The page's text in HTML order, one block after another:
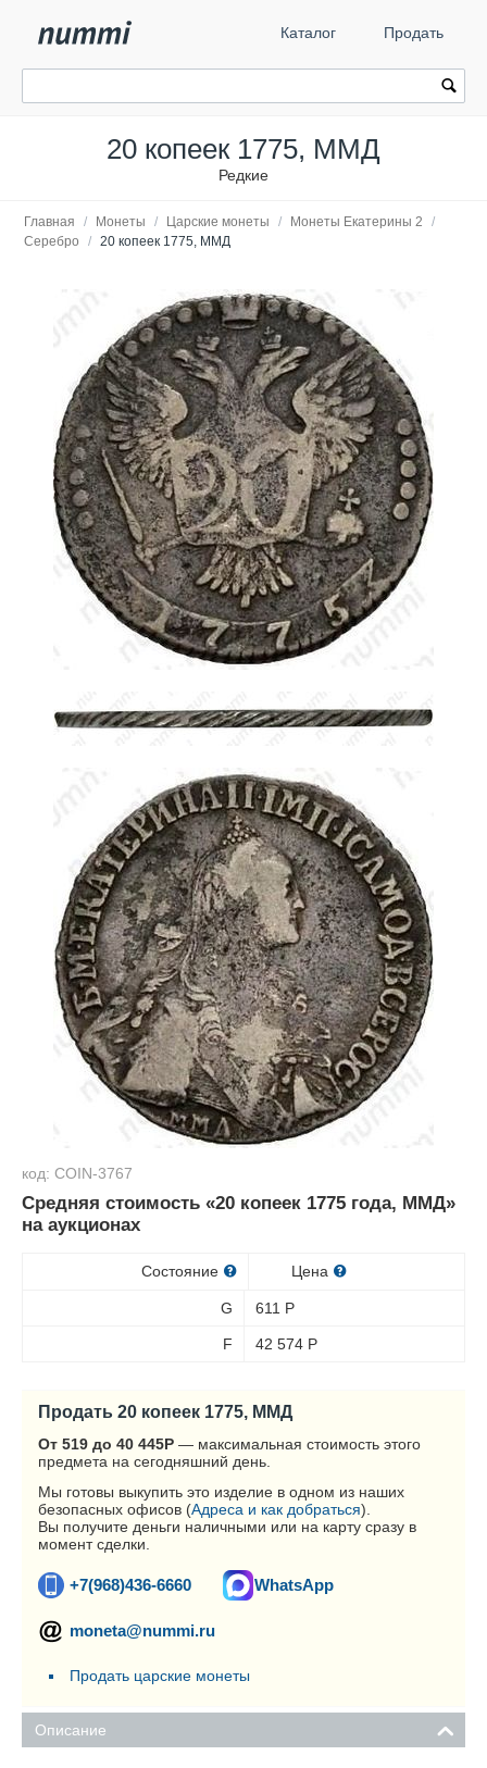
Каталог Продать
20 копеек 1775, ММД
Редкие
Главная / Монеты / Царские монеты / Монеты Екатерины 2
/
Серебро
/ 20 копеек 1775, ММД
код: COIN-3767
Средняя стоимость «20 копеек 1775 года, ММД»
на аукционах
Состояние Цена
G 611 Р
F 42 574 Р
Продать 20 копеек 1775, ММД
От 519 до 40 445Р — максимальная стоимость этого
предмета на сегодняшний день.
Мы готовы выкупить это изделие в одном из наших
безопасных офисов (Адреса и как добраться).
Вы получите деньги наличными или на карту сразу в
момент сделки.
+7(968)436-6660 WhatsApp
moneta@nummi.ru
Продать царские монеты
Описание